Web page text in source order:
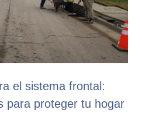
el sistema frontal:
para proteger tu hogar